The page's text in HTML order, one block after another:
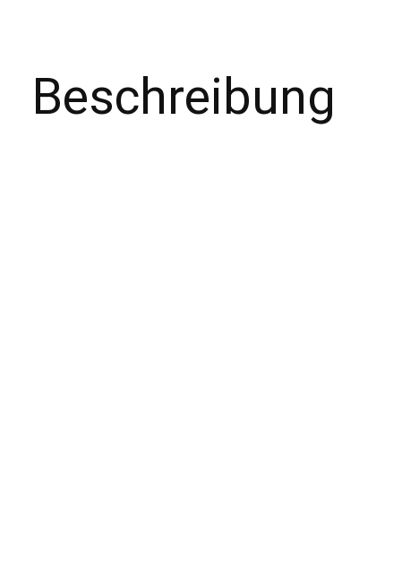
Beschreibung